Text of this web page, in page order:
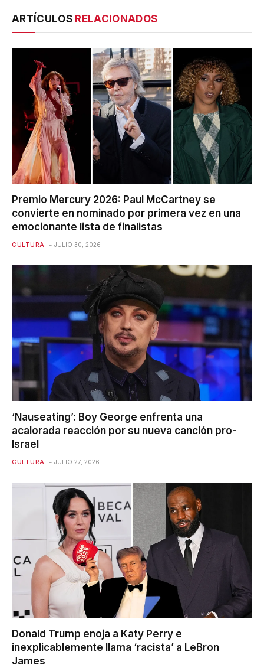
ARTÍCULOS RELACIONADOS
Premio Mercury 2026: Paul McCartney se
convierte en nominado por primera vez en una
emocionante lista de finalistas
CULTURA JULIO 30, 2026
‘Nauseating’: Boy George enfrenta una
acalorada reacción por su nueva canción pro-
Israel
CULTURA JULIO 27, 2026
Donald Trump enoja a Katy Perry e
inexplicablemente llama ‘racista’ a LeBron
James